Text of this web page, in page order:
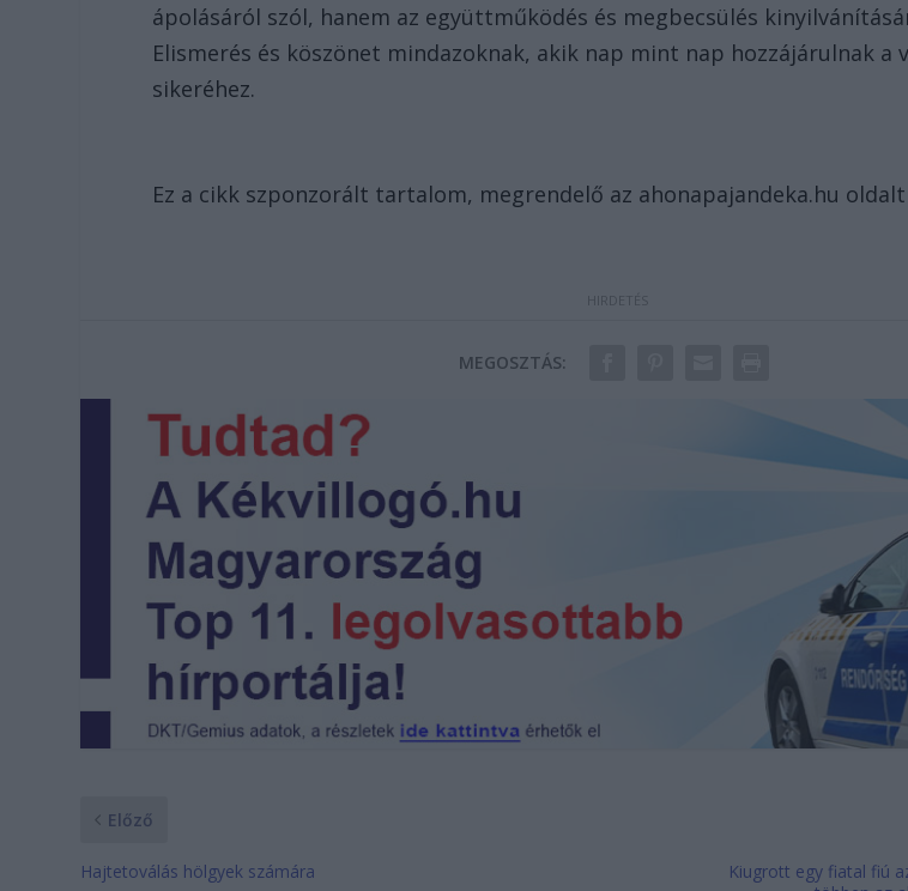
ápolásáról szól, hanem az együttműködés és megbecsülés
Elismerés és köszönet mindazoknak, akik nap mint nap hozzájárulnak a
sikeréhez.
Ez a cikk szponzorált tartalom, megrendelő az ahonapajandeka.hu
MEGOSZTÁS:
Előző
Hajtetoválás hölgyek számára
Kiugrott egy fiatal fiú